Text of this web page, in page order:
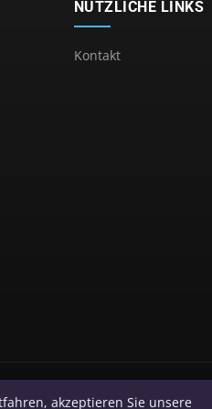
NÜTZLICHE LINKS
Kontakt
akzeptieren Sie unsere